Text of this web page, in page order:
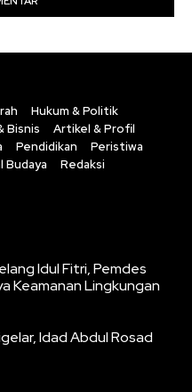
Hukum & Politik
Bisnis
Artikel & Profil
Pendidikan
Peristiwa
Budaya Redaksi
Idul Fitri, Pemdes
Keamanan Lingkungan
Idad Abdul Rosad